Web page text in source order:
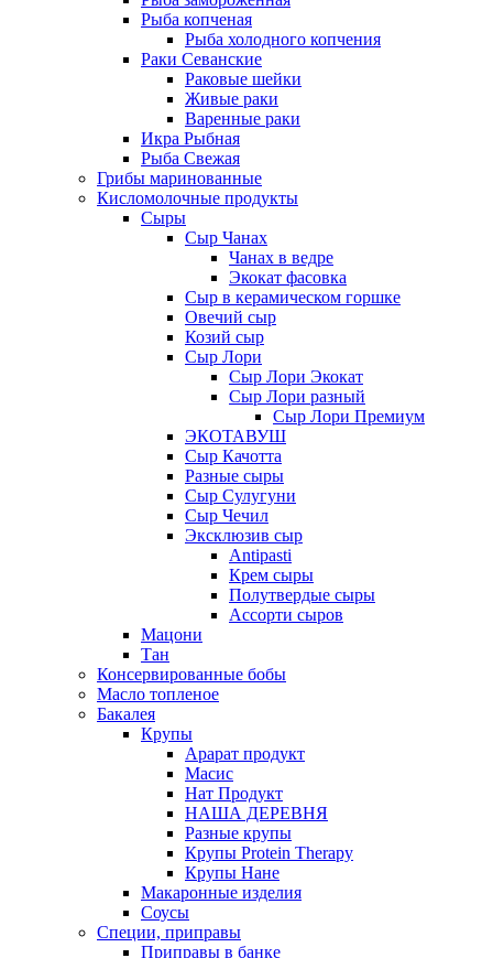
Рыба копченая
Рыба холодного копчения
Раки Севанские
Раковые шейки
Живые раки
Варенные раки
Икра Рыбная
Рыба Свежая
Грибы маринованные
Кисломолочные продукты
Сыры
Сыр Чанах
Чанах в ведре
Экокат фасовка
Сыр в керамическом горшке
Овечий сыр
Козий сыр
Сыр Лори
Сыр Лори Экокат
Сыр Лори разный
Сыр Лори Премиум
ЭКОТАВУШ
Сыр Качотта
Разные сыры
Сыр Сулугуни
Сыр Чечил
Эксклюзив сыр
Antipasti
Крем сыры
Полутвердые сыры
Ассорти сыров
Мацони
Тан
Консервированные бобы
Масло топленое
Бакалея
Крупы
Арарат продукт
Масис
Нат Продукт
НАША ДЕРЕВНЯ
Разные крупы
Крупы Protein Therapy
Крупы Нане
Макаронные изделия
Соусы
Специи, приправы
Приправы в банке